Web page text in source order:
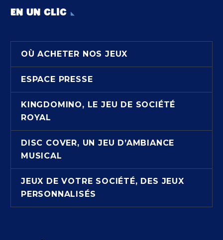
EN UN CLIC
OÙ ACHETER NOS JEUX
ESPACE PRESSE
KINGDOMINO, LE JEU DE SOCIÉTÉ
ROYAL
DISC COVER, UN JEU D’AMBIANCE
MUSICAL
JEUX DE VOTRE SOCIÉTÉ, DES JEUX
PERSONNALISÉS